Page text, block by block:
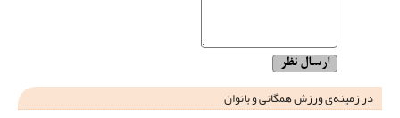
در زمینه‌ی ورزش همگانی و بانوان